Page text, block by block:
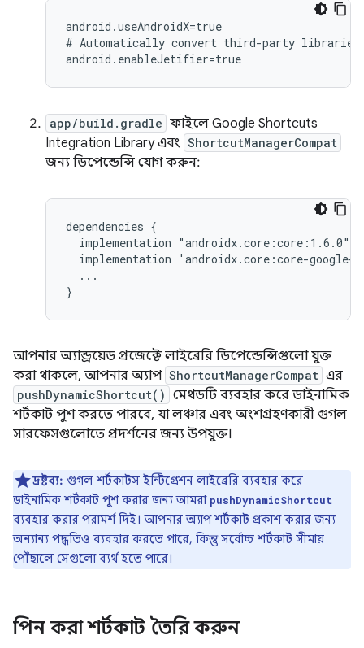
android.useAndroidX=true
# Automatically convert third-party libraries
app/build.gradle ফাইলে Google Shortcuts
Integration Library এবং ShortcutManagerCompat
জন্য ডিপেন্ডেন্সি যোগ করুন:
dependencies
implementation
implementation
...
আপনার অ্যান্ড্রয়েড প্রজেক্টে লাইব্রেরি ডিপেন্ডেন্সিগুলো যুক্ত
করা থাকলে, আপনার অ্যাপ ShortcutManagerCompat এর
pushDynamicShortcut() মেথডটি ব্যবহার করে ডাইনামিক
শর্টকাট পুশ করতে পারবে, যা লঞ্চার এবং অংশগ্রহণকারী গুগল
সারফেসগুলোতে প্রদর্শনের জন্য উপযুক্ত।
দ্রষ্টব্য: গুগল শর্টকাটস ইন্টিগ্রেশন লাইব্রেরি ব্যবহার করে
ডাইনামিক শর্টকাট পুশ করার জন্য আমরা pushDynamicShortcut
ব্যবহার করার পরামর্শ দিই। আপনার অ্যাপ শর্টকাট প্রকাশ করার জন্য
অন্যান্য পদ্ধতিও ব্যবহার করতে পারে, কিন্তু সর্বোচ্চ শর্টকাট সীমায়
পৌঁছালে সেগুলো ব্যর্থ হতে পারে।
পিন করা শর্টকাট তৈরি করুন